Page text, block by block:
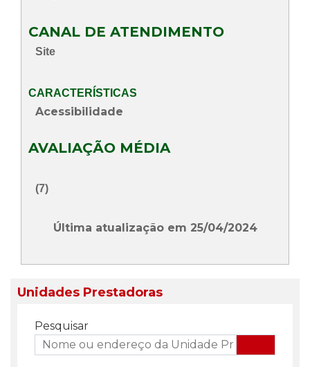
CANAL DE ATENDIMENTO
Site
CARACTERÍSTICAS
Acessibilidade
AVALIAÇÃO MÉDIA
(7)
Última atualização em 25/04/2024
Unidades Prestadoras
Pesquisar